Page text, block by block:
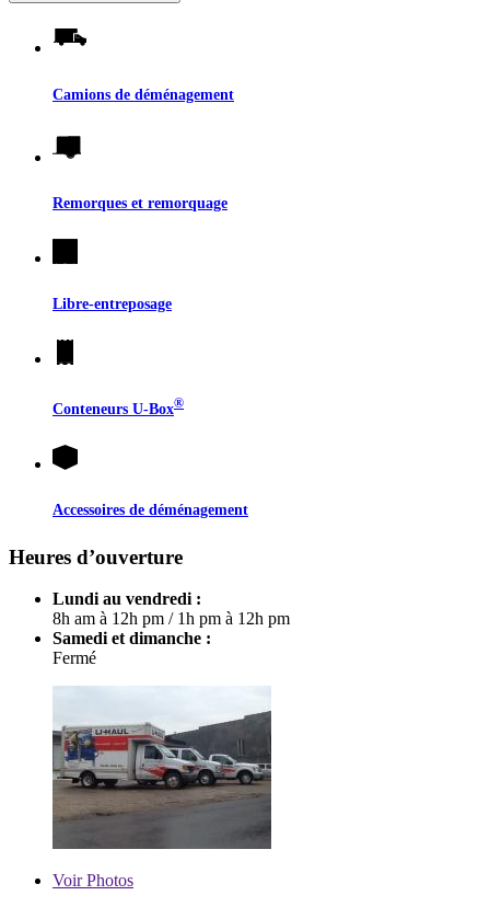
Camions de déménagement
Remorques et remorquage
Libre-entreposage
Conteneurs U-Box®
Accessoires de déménagement
Heures d’ouverture
Lundi au vendredi :
8h am à 12h pm / 1h pm à 12h pm
Samedi et dimanche :
Fermé
VoirPhotos